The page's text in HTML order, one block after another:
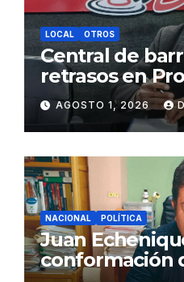
LOCAL OTROS
Central de
retrasos en
de Agua y
Juliaca
AGOSTO 1, 2026
NACIONAL POLÍTICA
Juan
conformación